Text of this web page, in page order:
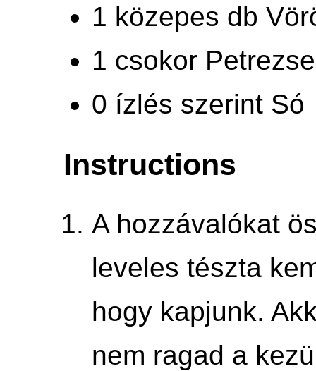
1 közepes db
1 csokor
0 ízlés szerint Só
Instructions
A hozzávalókat
leveles tészta
hogy kapjunk.
nem ragad a